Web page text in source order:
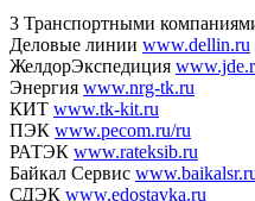
3 Транспортными
Деловые линии www.dellin.ru
ЖелдорЭкспедиция
Энергия www.nrg-tk.ru
КИТ www.tk-kit.ru
ПЭК www.pecom.ru/ru
РАТЭК www.rateksib.ru
Байкал Сервис
СДЭК www.edostavka.ru